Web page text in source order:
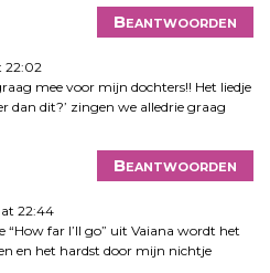
Beantwoorden
22:02
mee voor mijn dochters!! Het liedje
dan dit?’ zingen we alledrie graag
Beantwoorden
22:44
“How far I’ll go” uit Vaiana wordt het
en het hardst door mijn nichtje